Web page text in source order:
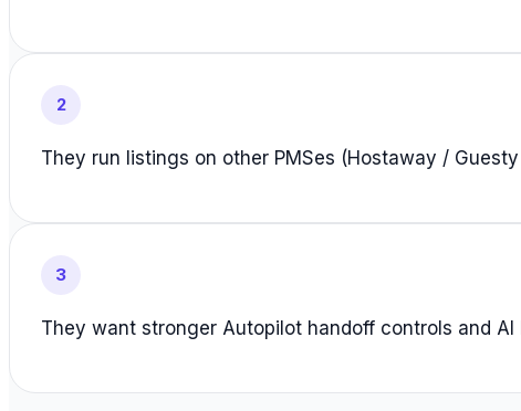
2
They run listings on other PMSes (Hostaway /
3
They want stronger Autopilot handoff controls and